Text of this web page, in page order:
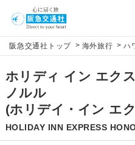
阪急交通社トップ > 海外旅行 > ハ
ホリディ イン エク
ノルル
(ホリデイ・イン エ
HOLIDAY INN EXPRESS